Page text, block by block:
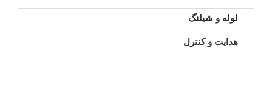
لوله و شیلنگ
هدایت و کنترل